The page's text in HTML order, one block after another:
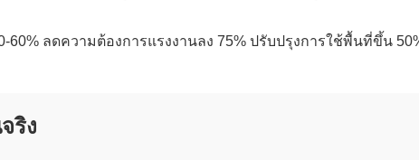
60% ลดความต้องการแรงงานลง 75% ปรับปรุงการใช้พื้นที่ขึ้น
ริง